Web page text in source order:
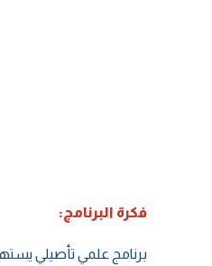
فكرة البرنامج:
برنامج علمي تأصيلي